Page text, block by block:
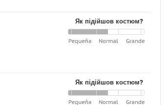
Як підійшов костюм?
Як підійшов костюм?